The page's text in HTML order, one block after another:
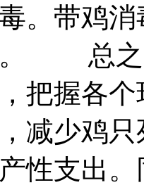
。带鸡
。 总之
把握各
减少鸡
性支出